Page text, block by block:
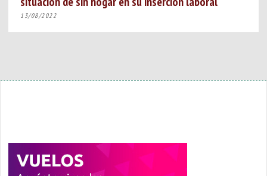
13/08/2022